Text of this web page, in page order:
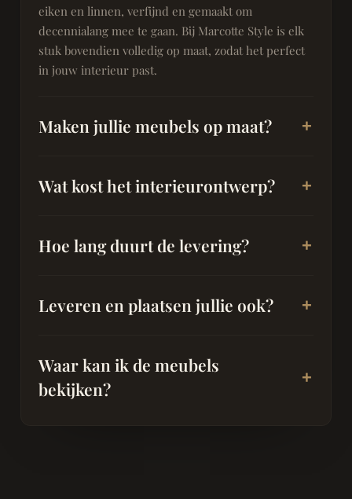
eiken en linnen, verfijnd en gemaakt om
decennialang mee te gaan. Bij Marcotte Style is elk
stuk bovendien volledig op maat, zodat het perfect
in jouw interieur past.
Maken jullie meubels op maat?
Wat kost het interieurontwerp?
Hoe lang duurt de levering?
Leveren en plaatsen jullie ook?
Waar kan ik de meubels
bekijken?